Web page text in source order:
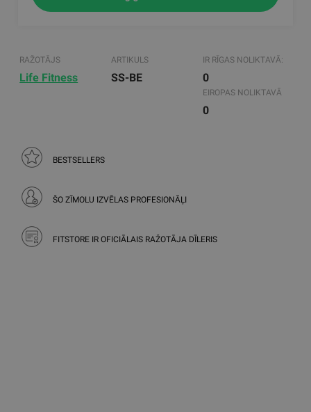
RAŽOTĀJS
Life Fitness
ARTIKULS
SS-BE
IR RĪGAS NOLIKTAVĀ:
0
EIROPAS NOLIKTAVĀ
0
BESTSELLERS
ŠO ZĪMOLU IZVĒLAS PROFESIONĀĻI
FITSTORE IR OFICIĀLAIS RAŽOTĀJA DĪLERIS